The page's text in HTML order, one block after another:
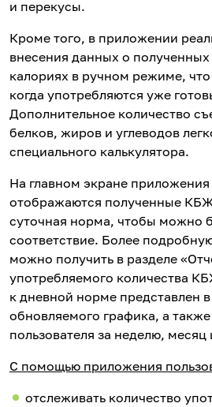
и перекусы.
Кроме того, в приложении
внесения данных о полученных
калориях в ручном режиме,
когда употребляются уже
Дополнительное количество
белков, жиров и углеводов
специального калькулятора.
На главном экране приложения
отображаются полученные
суточная норма, чтобы можно
соответствие. Более
можно получить в разделе
употребляемого количества
к дневной норме представлен
обновляемого графика, а
пользователя за неделю, месяц
C помощью приложения
отслеживать количество